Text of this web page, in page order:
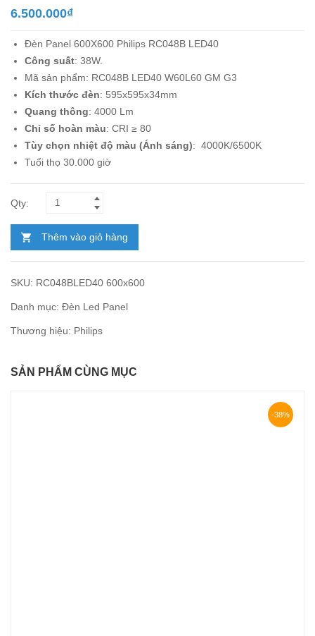
6.500.000₫
Đèn Panel 600X600 Philips RC048B LED40
Công suất: 38W.
Mã sản phẩm: RC048B LED40 W60L60 GM G3
Kích thước đèn: 595x595x34mm
Quang thông: 4000 Lm
Chỉ số hoàn màu: CRI ≥ 80
Tùy chọn nhiệt độ màu (Ánh sáng): 4000K/6500K
Tuổi thọ 30.000 giờ
Thêm vào giỏ hàng
SKU: RC048BLED40 600x600
Danh mục: Đèn Led Panel
Thương hiệu: Philips
SẢN PHẨM CÙNG MỤC
-38%